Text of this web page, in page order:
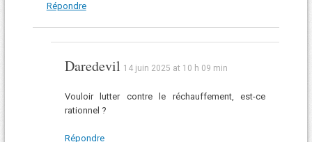
Répondre
Daredevil 14 juin 2025 at 10 h 09 min
Vouloir lutter contre le réchauffement, est-ce
rationnel ?
Répondre